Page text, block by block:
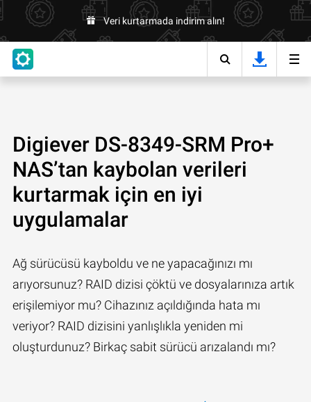
Veri kurtarmada indirim alın!
Digiever DS-8349-SRM Pro+
NAS’tan kaybolan verileri
kurtarmak için en iyi
uygulamalar
Ağ sürücüsü kayboldu ve ne yapacağınızı mı
arıyorsunuz? RAID dizisi çöktü ve dosyalarınıza artık
erişilemiyor mu? Cihazınız açıldığında hata mı
veriyor? RAID dizisini yanlışlıkla yeniden mi
oluşturdunuz? Birkaç sabit sürücü arızalandı mı?